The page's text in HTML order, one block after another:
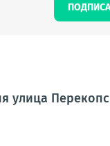
улица